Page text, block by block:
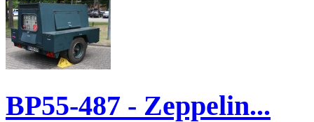
BP55-487 - Zeppelin...